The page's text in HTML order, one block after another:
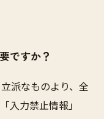
ですか？
派なものより、全
入力禁止情報」